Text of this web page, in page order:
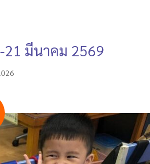
มีนาคม 2569